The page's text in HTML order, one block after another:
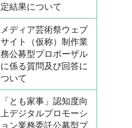
定結果について
メディア芸術祭ウェブ
サイト（仮称）制作業
務公募型プロポーザル
に係る質問及び回答に
ついて
「とも家事」認知度向
上デジタルプロモーシ
ョン業務委託公募型プ